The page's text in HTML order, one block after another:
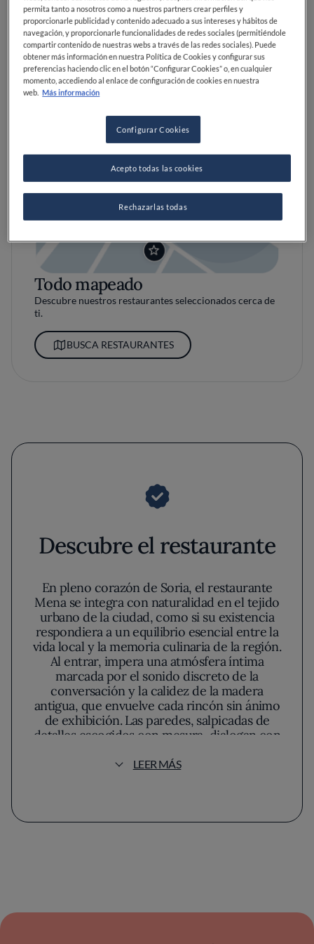
Todo mapeado
Descubre nuestros restaurantes seleccionados cerca de
ti.
BUSCA RESTAURANTES
Descubre el restaurante
En pleno corazón de Soria, el restaurante
Mena se integra con naturalidad en el tejido
urbano de la ciudad, como si su existencia
respondiera a un equilibrio esencial entre la
vida local y la memoria culinaria de la región.
Al entrar, impera una atmósfera íntima
marcada por el sonido discreto de la
conversación y la calidez de la madera
antigua, que envuelve cada rincón sin ánimo
de exhibición. Las paredes, salpicadas de
detalles escogidos con mesura, dialogan con
generando esa agradable sensación de abrigo
En Mena, los platos brotan de una filosofía
acto de continuidad, apostando por recetas
LEER MÁS
permita tanto a nosotros como a nuestros partners crear perfiles y
proporcionarle publicidad y contenido adecuado a sus intereses y hábitos de
navegación, y proporcionarle funcionalidades de redes sociales (permitiéndole
compartir contenido de nuestras webs a través de las redes sociales). Puede
obtener más información en nuestra Política de Cookies y configurar sus
preferencias haciendo clic en el botón “Configurar Cookies” o, en cualquier
momento, accediendo al enlace de configuración de cookies en nuestra
web. Más información
Configurar Cookies
Rechazarlas todas
Acepto todas las cookies